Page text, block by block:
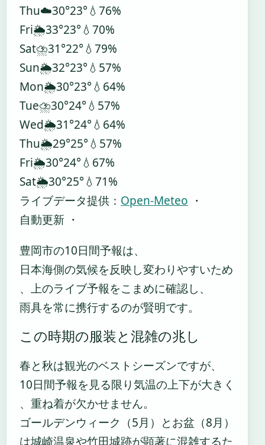
Thu☁️30°23°💧76%
Fri🌦️33°23°💧70%
Sat⛈️31°22°💧79%
Sun🌦️32°23°💧57%
Mon🌦️30°23°💧64%
Tue⛈️30°24°💧57%
Wed🌦️31°24°💧64%
Thu🌦️29°25°💧57%
Fri🌦️30°24°💧67%
Sat🌦️30°25°💧71%
ライブデータ提供： Open-Meteo ・
自動更新 ・
豊岡市の10日間予報は、
日本海側の気候を反映し変わりやすいため
、上のライブ予報をこまめに確認し、
雨具を常に携行するのが賢明です。
この時期の服装と混雑の兆し
春と秋は観光のベストシーズンですが、
10日間予報を見る限り気温の上下が大きく
、重ね着が欠かせません。
ゴールデンウィーク（5月）とお盆（8月）
は城崎温泉や竹田城跡が顕著に混雑するた